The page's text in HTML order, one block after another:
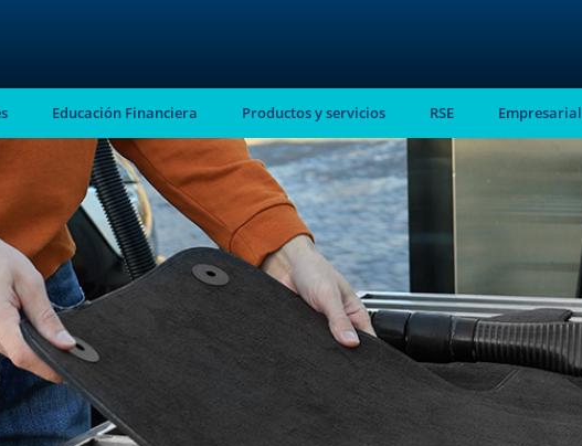
en tu
Educación Financiera Productos y servicios RSE Empresarial